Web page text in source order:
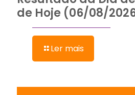
de Hoje (06/08/
Ler mais